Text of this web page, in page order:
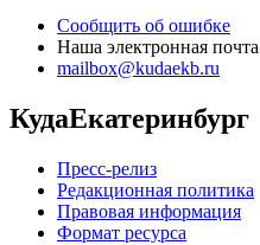
Сообщить об ошибке
Наша электронная почта
mailbox@kudaekb.ru
КудаЕкатеринбург
Пресс-релиз
Редакционная политика
Правовая информация
Формат ресурса